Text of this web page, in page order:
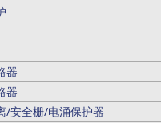
器
器
/安全栅/电涌保护器